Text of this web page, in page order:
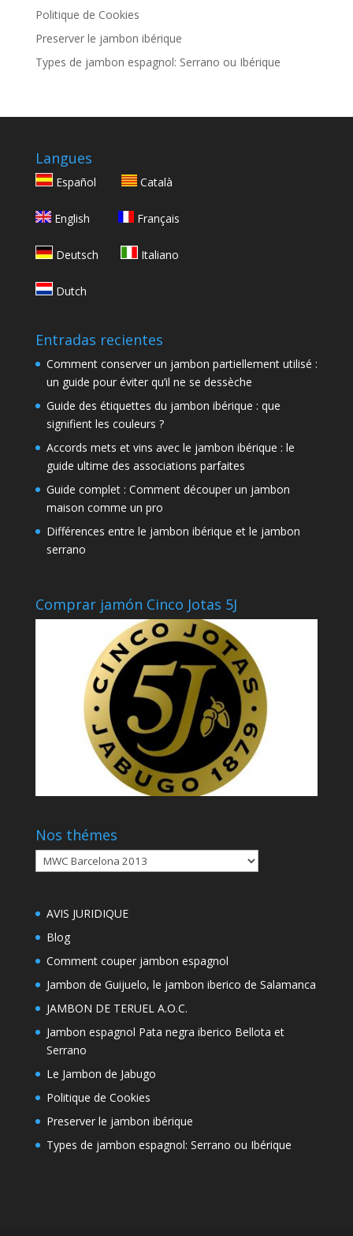
Politique de Cookies
Preserver le jambon ibérique
Types de jambon espagnol: Serrano ou Ibérique
Langues
Español Català
English Français
Deutsch Italiano
Dutch
Entradas recientes
Comment conserver un jambon partiellement utilisé :
un guide pour éviter qu’il ne se dessèche
Guide des étiquettes du jambon ibérique : que
signifient les couleurs ?
Accords mets et vins avec le jambon ibérique : le
guide ultime des associations parfaites
Guide complet : Comment découper un jambon
maison comme un pro
Différences entre le jambon ibérique et le jambon
serrano
Comprar jamón Cinco Jotas 5J
Nos thémes
Nos
thémes
AVIS JURIDIQUE
Blog
Comment couper jambon espagnol
Jambon de Guijuelo, le jambon iberico de Salamanca
JAMBON DE TERUEL A.O.C.
Jambon espagnol Pata negra iberico Bellota et
Serrano
Le Jambon de Jabugo
Politique de Cookies
Preserver le jambon ibérique
Types de jambon espagnol: Serrano ou Ibérique